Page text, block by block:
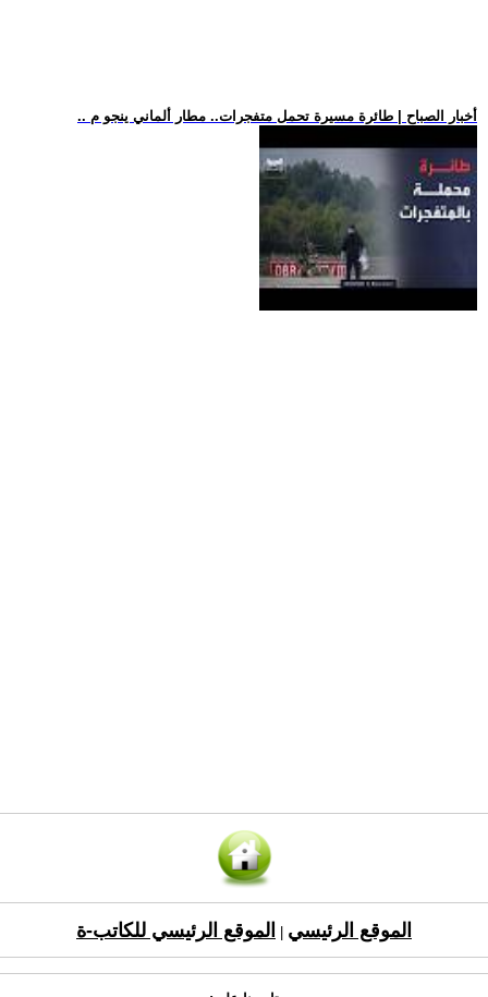
.. أخبار الصباح | طائرة مسيرة تحمل متفجرات.. مطار ألماني ينجو م
الموقع الرئيسي الموقع الرئيسي للكاتب-ة